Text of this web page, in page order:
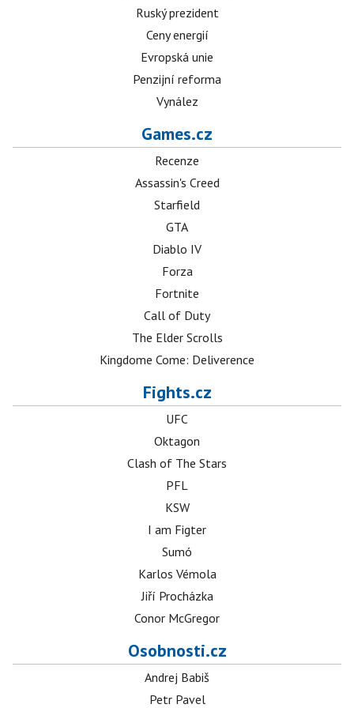
Ruský prezident
Ceny energií
Evropská unie
Penzijní reforma
Vynález
Games.cz
Recenze
Assassin's Creed
Starfield
GTA
Diablo IV
Forza
Fortnite
Call of Duty
The Elder Scrolls
Kingdome Come: Deliverence
Fights.cz
UFC
Oktagon
Clash of The Stars
PFL
KSW
I am Figter
Sumó
Karlos Vémola
Jiří Procházka
Conor McGregor
Osobnosti.cz
Andrej Babiš
Petr Pavel